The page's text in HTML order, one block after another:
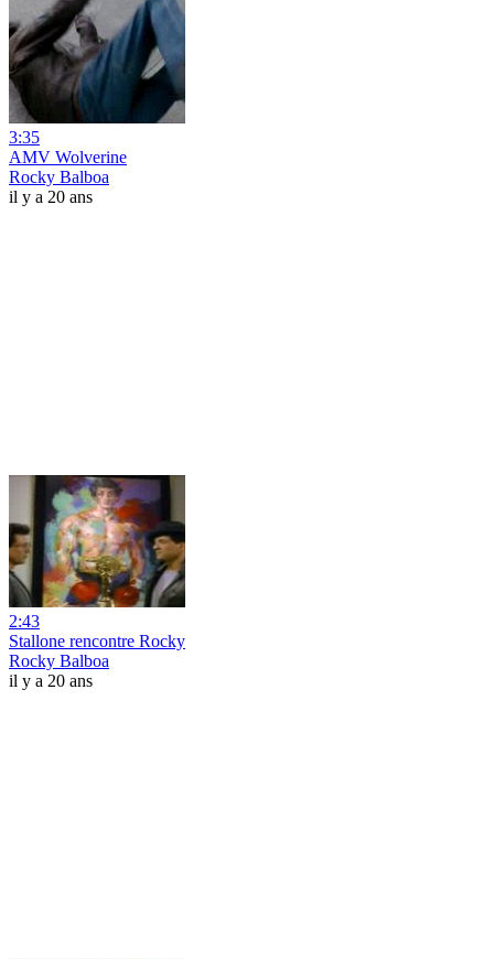
3:35
AMV Wolverine
Rocky Balboa
il y a 20 ans
2:43
Stallone rencontre Rocky
Rocky Balboa
il y a 20 ans